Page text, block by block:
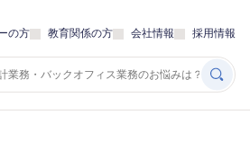
の方 教育関係の方 会社情報 採用情報